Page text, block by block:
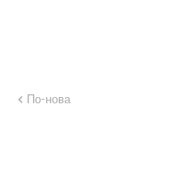
По-нова